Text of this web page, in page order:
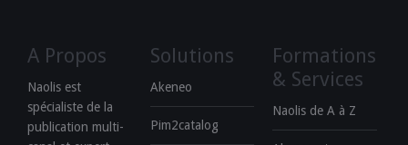
A Propos
Naolis est
spécialiste de la
publication multi-
Solutions
Akeneo
Pim2catalog
Formations
& Services
Naolis de A à Z